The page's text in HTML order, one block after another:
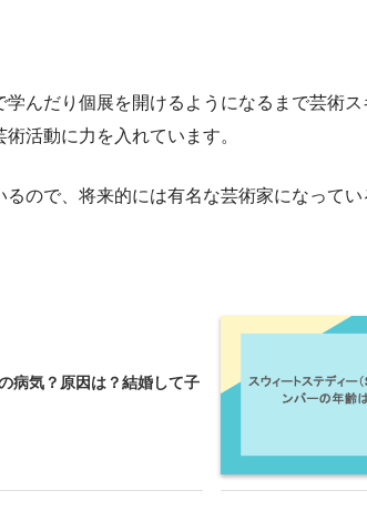
んだり個展を開けるようになるまで芸術
活動に力を入れています。
ので、将来的には有名な芸術家になってい
病気？原因は？結婚して子